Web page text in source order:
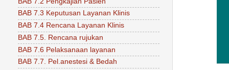
BAB 7.3 Keputusan Layanan Klinis
BAB 7.4 Rencana Layanan Klinis
BAB 7.5. Rencana rujukan
BAB 7.6 Pelaksanaan layanan
BAB 7.7. Pel.anestesi & Bedah